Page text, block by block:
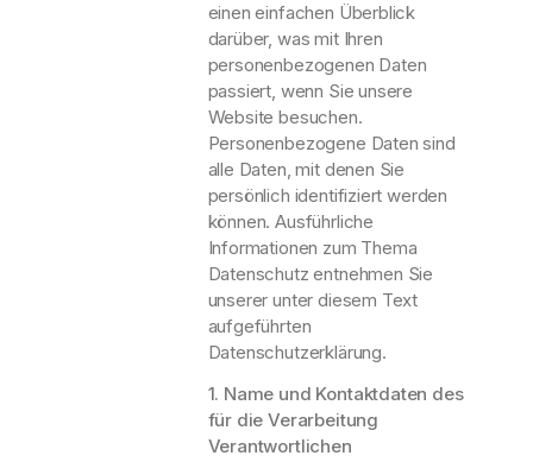
einen einfachen Überblick
darüber, was mit Ihren
personenbezogenen Daten
passiert, wenn Sie unsere
Website besuchen.
Personenbezogene Daten sind
alle Daten, mit denen Sie
persönlich identifiziert werden
können. Ausführliche
Informationen zum Thema
Datenschutz entnehmen Sie
unserer unter diesem Text
aufgeführten
Datenschutzerklärung.
1. Name und Kontaktdaten des
für die Verarbeitung
Verantwortlichen